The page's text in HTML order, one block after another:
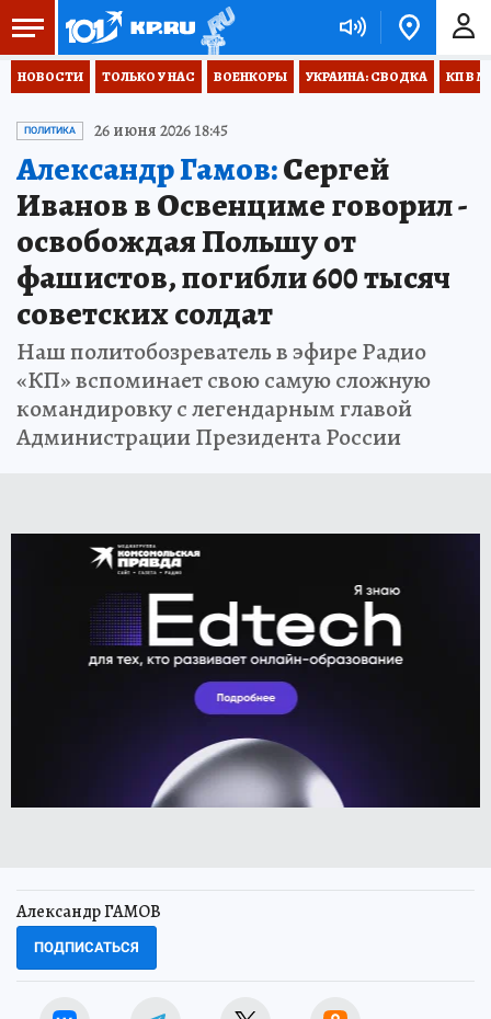
НОВОСТИ ТОЛЬКО У НАС ВОЕНКОРЫ УКРАИНА: СВОДКА КП В
ПОЛИТИКА 26 июня 2026 18:45
Александр Гамов:Сергей
Иванов в Освенциме говорил -
освобождая Польшу от
фашистов, погибли 600 тысяч
советских солдат
Наш политобозреватель в эфире Радио
«КП» вспоминает свою самую сложную
командировку с легендарным главой
Администрации Президента России
Александр ГАМОВ
ПОДПИСАТЬСЯ